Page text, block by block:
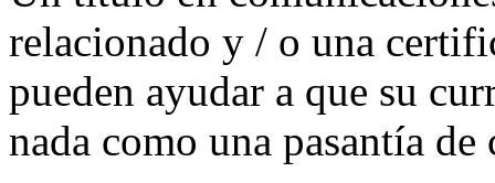
relacionado y / o una
pueden ayudar a que su
nada como una pasantía de